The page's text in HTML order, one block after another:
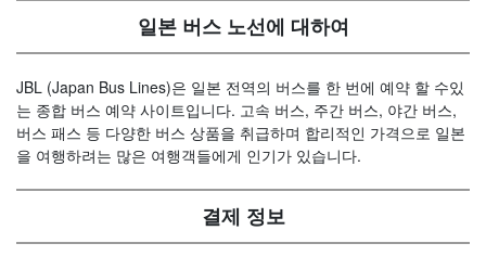
일본 버스 노선에 대하여
JBL (Japan Bus Lines)은 일본 전역의 버스를 한 번에 예약 할 수있
는 종합 버스 예약 사이트입니다. 고속 버스, 주간 버스, 야간 버스,
버스 패스 등 다양한 버스 상품을 취급하며 합리적인 가격으로 일본
을 여행하려는 많은 여행객들에게 인기가 있습니다.
결제 정보